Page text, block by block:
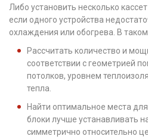
Либо установить несколько
если одного устройства
охлаждения или обогрева. В
Рассчитать количество и
соответствии с геометрией
потолков, уровнем
тепла.
Найти оптимальное места
блоки лучше устанавливать
симметрично относительно